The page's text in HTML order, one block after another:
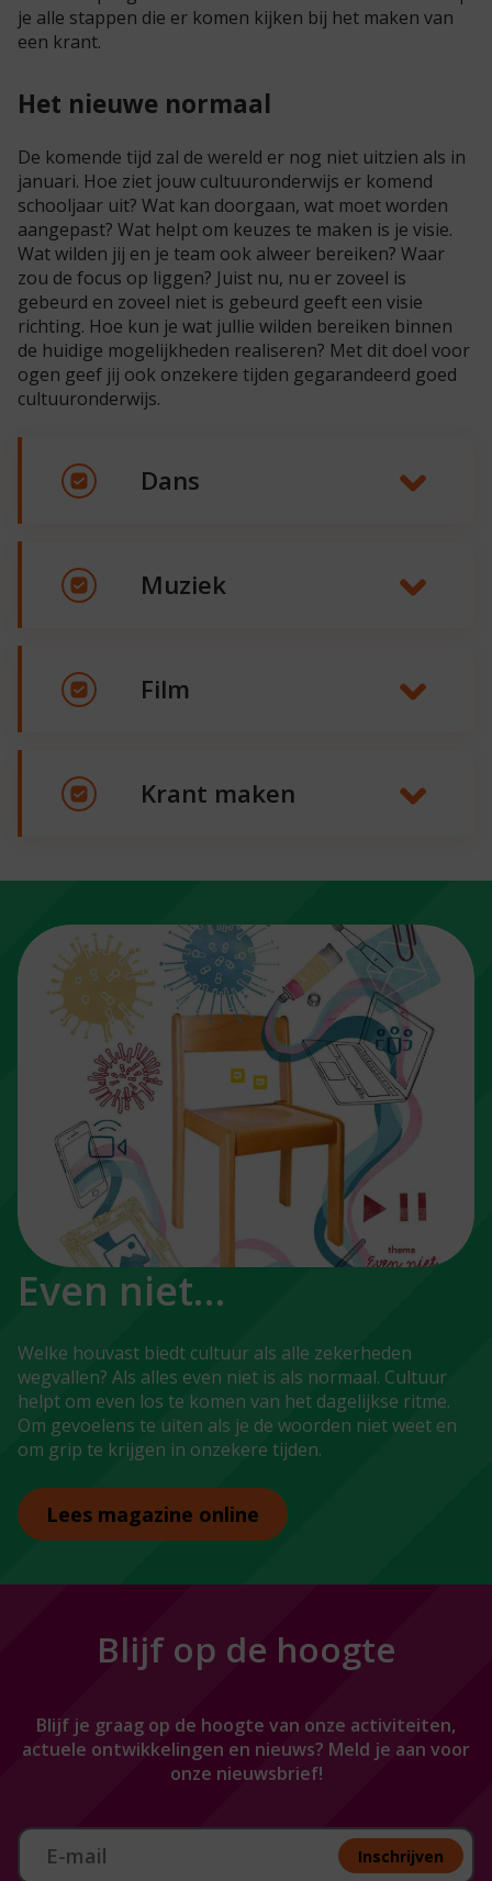
je alle stappen die er komen kijken bij het maken van
een krant.
Het nieuwe normaal
De komende tijd zal de wereld er nog niet uitzien als in
januari. Hoe ziet jouw cultuuronderwijs er komend
schooljaar uit? Wat kan doorgaan, wat moet worden
aangepast? Wat helpt om keuzes te maken is je visie.
Wat wilden jij en je team ook alweer bereiken? Waar
zou de focus op liggen? Juist nu, nu er zoveel is
gebeurd en zoveel niet is gebeurd geeft een visie
richting. Hoe kun je wat jullie wilden bereiken binnen
de huidige mogelijkheden realiseren? Met dit doel voor
ogen geef jij ook onzekere tijden gegarandeerd goed
cultuuronderwijs.
Dans
Muziek
Film
Krant maken
Even niet…
Welke houvast biedt cultuur als alle zekerheden
wegvallen? Als alles even niet is als normaal. Cultuur
helpt om even los te komen van het dagelijkse ritme.
Om gevoelens te uiten als je de woorden niet weet en
om grip te krijgen in onzekere tijden.
Lees magazine online
Blijf op de hoogte
Blijf je graag op de hoogte van onze activiteiten,
actuele ontwikkelingen en nieuws? Meld je aan voor
onze nieuwsbrief!
Aan melden nieuwsbrief Inschrijven